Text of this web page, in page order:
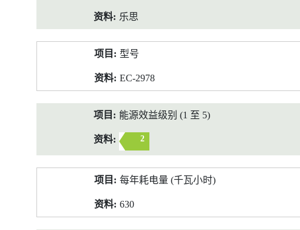
乐思
型号
EC-2978
能源效益级别 (1 至 5)
2
每年耗电量 (千瓦小时)
630